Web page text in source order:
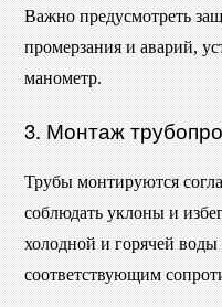
Важно предусмотреть
промерзания и аварий,
манометр.
3. Монтаж
Трубы монтируются
соблюдать уклоны и
холодной и горячей
соответствующим